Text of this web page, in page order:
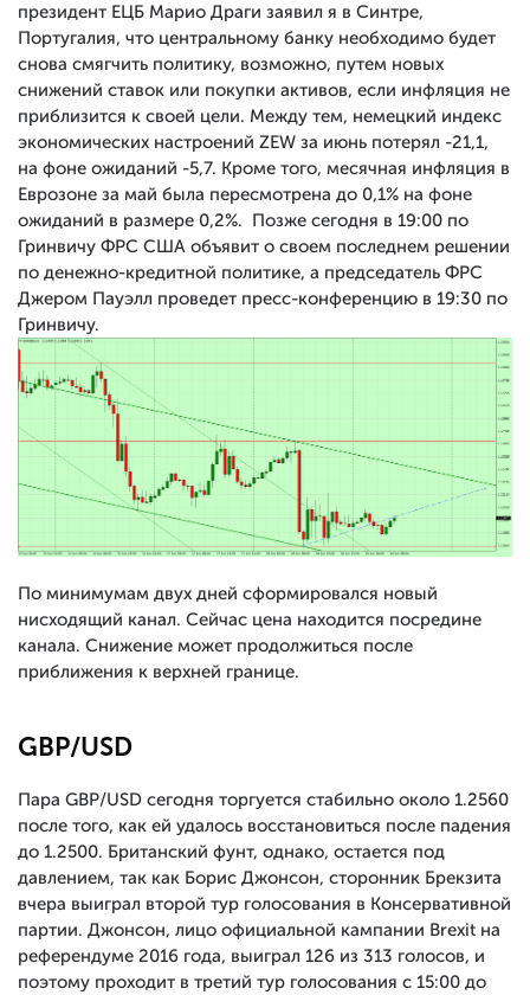
президент ЕЦБ Марио Драги заявил я в Синтре,
Португалия, что центральному банку необходимо будет
снова смягчить политику, возможно, путем новых
снижений ставок или покупки активов, если инфляция не
приблизится к своей цели. Между тем, немецкий индекс
экономических настроений ZEW за июнь потерял -21,1,
на фоне ожиданий -5,7. Кроме того, месячная инфляция в
Еврозоне за май была пересмотрена до 0,1% на фоне
ожиданий в размере 0,2%. Позже сегодня в 19:00 по
Гринвичу ФРС США объявит о своем последнем решении
по денежно-кредитной политике, а председатель ФРС
Джером Пауэлл проведет пресс-конференцию в 19:30 по
Гринвичу.
По минимумам двух дней сформировался новый
нисходящий канал. Сейчас цена находится посредине
канала. Снижение может продолжиться после
приближения к верхней границе.
GBP/USD
Пара GBP/USD сегодня торгуется стабильно около 1.2560
после того, как ей удалось восстановиться после падения
до 1.2500. Британский фунт, однако, остается под
давлением, так как Борис Джонсон, сторонник Брекзита
вчера выиграл второй тур голосования в Консервативной
партии. Джонсон, лицо официальной кампании Brexit на
референдуме 2016 года, выиграл 126 из 313 голосов, и
поэтому проходит в третий тур голосования с 15:00 до